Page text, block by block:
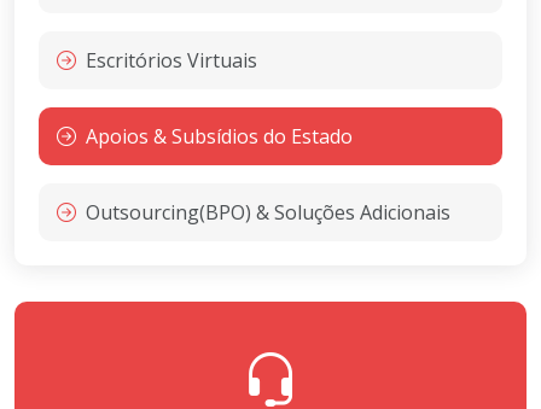
Escritórios Virtuais
Apoios & Subsídios do Estado
Outsourcing(BPO) & Soluções Adicionais